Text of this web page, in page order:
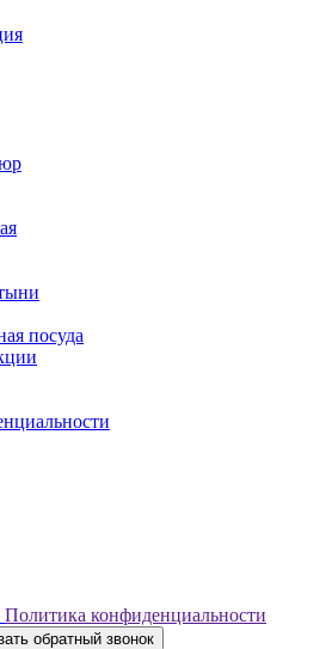
посуда
Политика конфиденциальности
обратный звонок